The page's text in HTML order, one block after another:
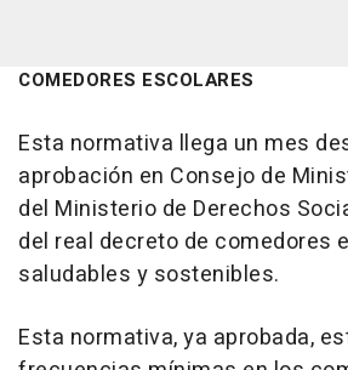
COMEDORES ESCOLARES
Esta normativa llega un mes
aprobación en Consejo de
del Ministerio de Derechos
del real decreto de comedores
saludables y sostenibles.
Esta normativa, ya aprobada,